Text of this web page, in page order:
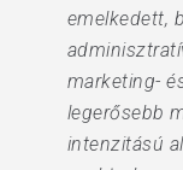
emelkedett,
marketing-
legerősebb
intenzitású